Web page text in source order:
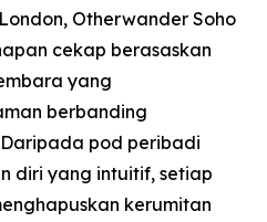
Otherwander Soho
cekap berasaskan
yang
berbanding
pod peribadi
diri yang intuitif, setiap
kerumitan